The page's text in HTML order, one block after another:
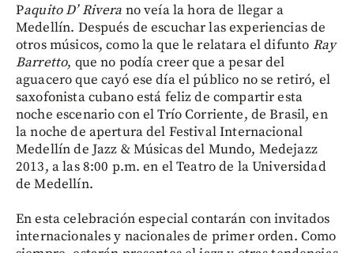
Paquito D’ Rivera no veía la hora de llegar a
Medellín. Después de escuchar las experiencias de
otros músicos, como la que le relatara el difunto Ray
Barretto, que no podía creer que a pesar del
aguacero que cayó ese día el público no se retiró, el
saxofonista cubano está feliz de compartir esta
noche escenario con el Trío Corriente, de Brasil, en
la noche de apertura del Festival Internacional
Medellín de Jazz & Músicas del Mundo, Medejazz
2013, a las 8:00 p.m. en el Teatro de la Universidad
de Medellín.
En esta celebración especial contarán con invitados
internacionales y nacionales de primer orden. Como